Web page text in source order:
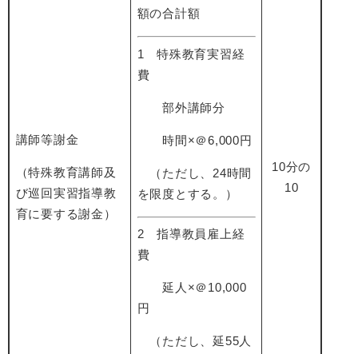
講師等謝金
（特殊教育講師及
び巡回実習指導教
育に要する謝金）
額の合計額
1 特殊教育実習経
費
部外講師分
時間×＠6,000円
（ただし、24時間
を限度とする。）
2 指導教員雇上経
費
延人×＠10,000
円
（ただし、延55人
10分の
10